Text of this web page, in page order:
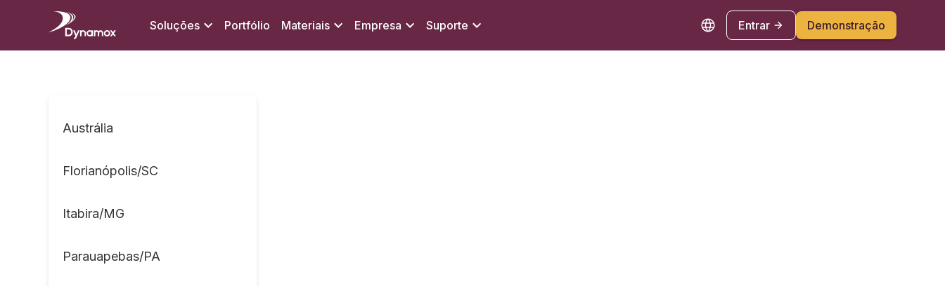
Soluções Portfólio Materiais Empresa Suporte Entrar Demonstração
Austrália
Florianópolis/SC
Itabira/MG
Parauapebas/PA